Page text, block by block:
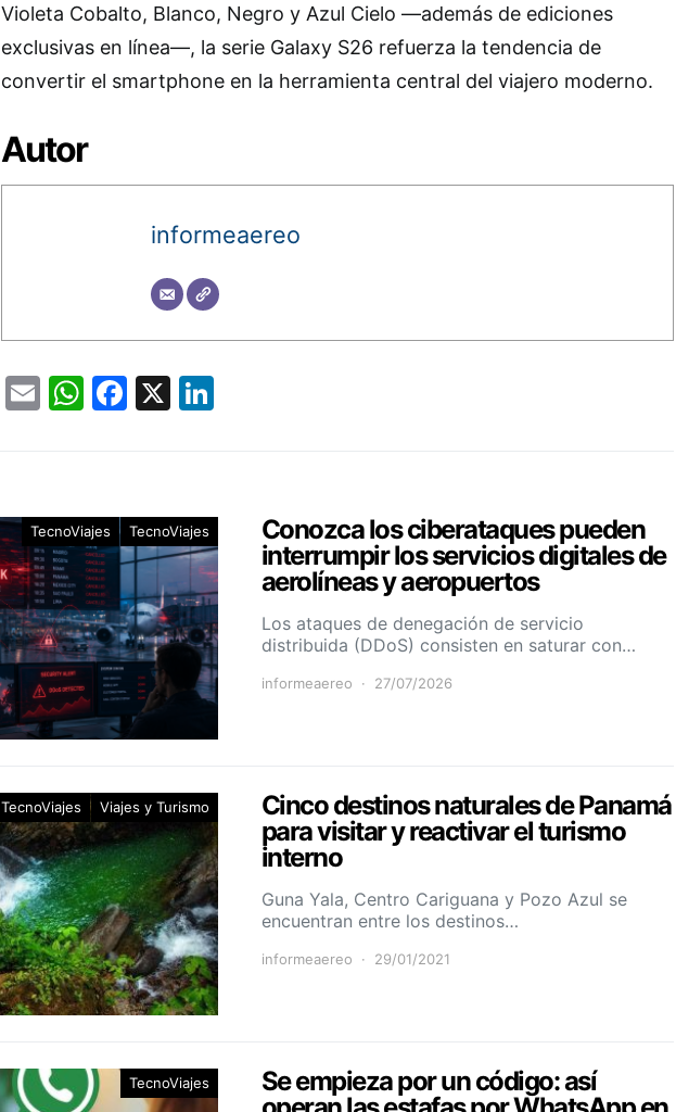
Violeta Cobalto, Blanco, Negro y Azul Cielo —además de ediciones
exclusivas en línea—, la serie Galaxy S26 refuerza la tendencia de
convertir el smartphone en la herramienta central del viajero moderno.
Autor
informeaereo
EmailWhatsApp
Facebook
X
TecnoViajes TecnoViajes
Conozca los ciberataques pueden
interrumpir los servicios digitales de
aerolíneas y aeropuertos
Los ataques de denegación de servicio
distribuida (DDoS) consisten en saturar con…
informeaereo 27/07/2026
TecnoViajes Viajes y Turismo
Cinco destinos naturales de Panamá
para visitar y reactivar el turismo
interno
Guna Yala, Centro Cariguana y Pozo Azul se
encuentran entre los destinos…
informeaereo 29/01/2021
TecnoViajes
Se empieza por un código: así